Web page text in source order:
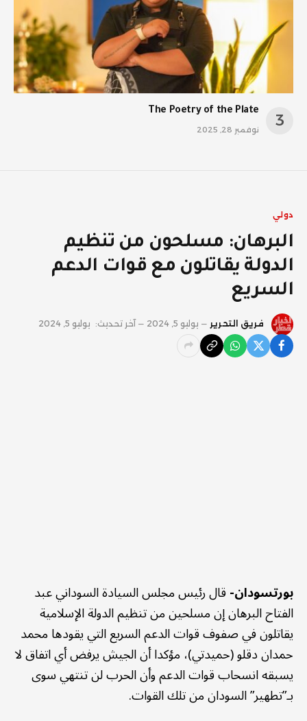
The Poetry of the Plate
نوفمبر 28, 2025
دولي
البرهان: مسلحون من تنظيم
الدولة يقاتلون مع قوات الدعم
السريع
فريق التحرير يوليو 5, 2024 آخر تحديث: يوليو 5, 2024
بورتسودان-قال رئيس مجلس السيادة السوداني عبد
الفتاح البرهان إن مسلحين من تنظيم الدولة الإسلامية
يقاتلون في صفوف قوات الدعم السريع التي يقودها محمد
حمدان دقلو (حميدتي)، مؤكدا أن الجيش يرفض أي اتفاق لا
يسبقه انسحاب قوات الدعم وأن الحرب لن تنتهي سوى
بـ”تطهير” السودان من تلك القوات.